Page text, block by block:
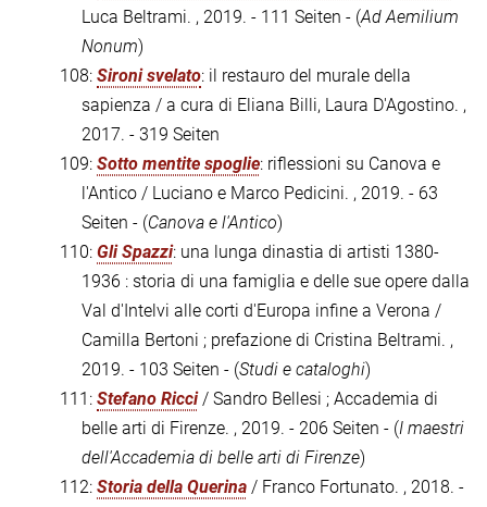
Luca Beltrami. , 2019. - 111 Seiten - (Ad Aemilium
Nonum)
108: Sironi svelato: il restauro del murale della
sapienza / a cura di Eliana Billi, Laura D'Agostino. ,
2017. - 319 Seiten
109: Sotto mentite spoglie: riflessioni su Canova e
l'Antico / Luciano e Marco Pedicini. , 2019. - 63
Seiten - (Canova e l'Antico)
110: Gli Spazzi: una lunga dinastia di artisti 1380-
1936 : storia di una famiglia e delle sue opere dalla
Val d'Intelvi alle corti d'Europa infine a Verona /
Camilla Bertoni ; prefazione di Cristina Beltrami. ,
2019. - 103 Seiten - (Studi e cataloghi)
111: Stefano Ricci/ Sandro Bellesi ; Accademia di
belle arti di Firenze. , 2019. - 206 Seiten - (I maestri
dell'Accademia di belle arti di Firenze)
112: Storia della Querina / Franco Fortunato. , 2018. -